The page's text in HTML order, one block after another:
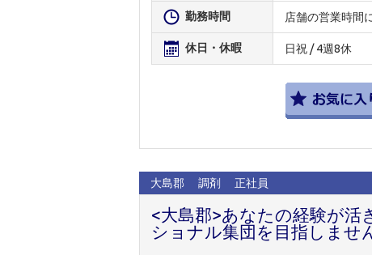
勤務時間 店舗の営業時間
休日・休暇 日祝 / 4週8休
大島郡 調剤 正社員
<大島郡>あなたの経験が
ショナル集団を目指しませ